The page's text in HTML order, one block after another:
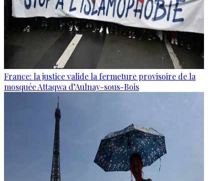
France: la justice valide la fermeture provisoire de la
mosquée Attaqwa d’Aulnay-sous-Bois